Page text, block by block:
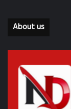
About us